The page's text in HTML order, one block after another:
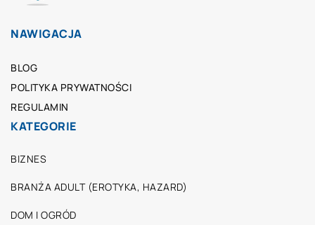
NAWIGACJA
BLOG
POLITYKA PRYWATNOŚCI
REGULAMIN
KATEGORIE
BIZNES
BRANŻA ADULT (EROTYKA, HAZARD)
DOM I OGRÓD